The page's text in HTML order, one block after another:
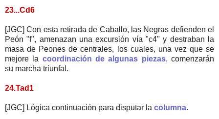
23...Cd6
[JGC] Con esta retirada de Caballo, las Negras defienden el
Peón "f", amenazan una excursión vía "c4" y destraban la
masa de Peones de centrales, los cuales, una vez que se
mejore la coordinación de algunas piezas, comenzarán
su marcha triunfal.
24.Tad1
[JGC] Lógica continuación para disputar la columna.